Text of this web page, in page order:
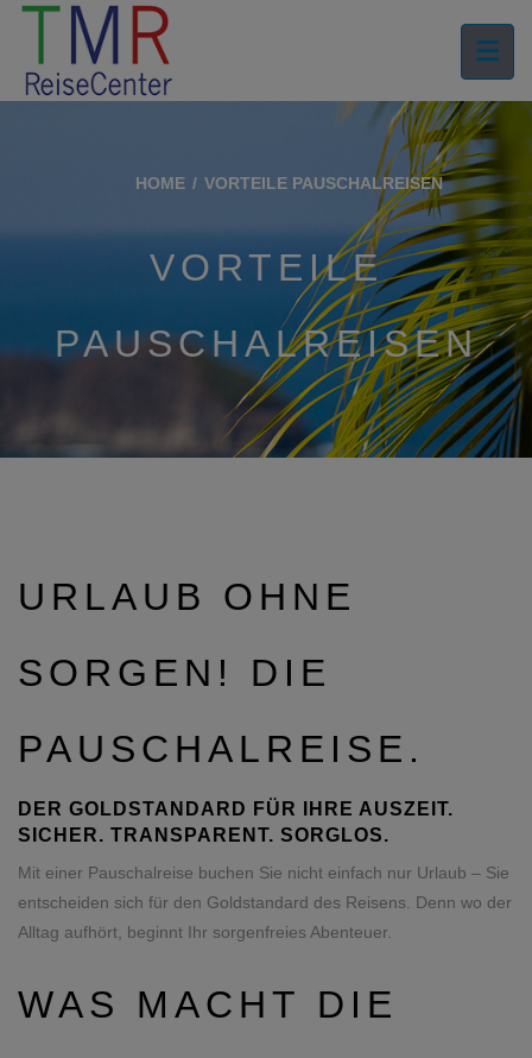
HOME VORTEILE PAUSCHALREISEN
VORTEILE
PAUSCHALREISEN
URLAUB OHNE
SORGEN! DIE
PAUSCHALREISE.
DER GOLDSTANDARD FÜR IHRE AUSZEIT.
SICHER. TRANSPARENT. SORGLOS.
Mit einer Pauschalreise buchen Sie nicht einfach nur Urlaub – Sie
entscheiden sich für den Goldstandard des Reisens. Denn wo der
Alltag aufhört, beginnt Ihr sorgenfreies Abenteuer.
WAS MACHT DIE